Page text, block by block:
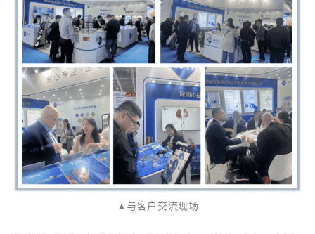
▲与客户交流现场